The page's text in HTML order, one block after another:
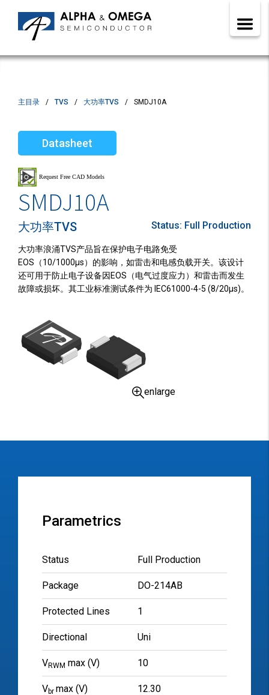
主目录 TVS 大功率TVS SMDJ10A
Datasheet
SMDJ10A
大功率TVS Status: Full Production
大功率浪涌TVS产品旨在保护电子电路免受
EOS（10/1000µs）的影响，如雷击和电感负载开关。该设计
还可用于防止电子设备因EOS（电气过度应力）和雷击而发生
故障或损坏。其工业标准测试条件为 IEC61000-4-5 (8/20µs)。
enlarge
Parametrics
Status Full Production
Package DO-214AB
Protected Lines 1
Directional Uni
VRWM max (V) 10
Vbr max (V) 12.30